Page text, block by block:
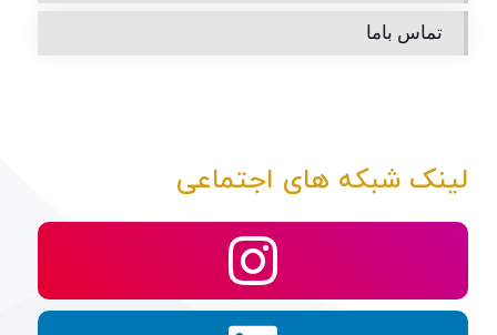
تماس باما
لینک شبکه های اجتماعی